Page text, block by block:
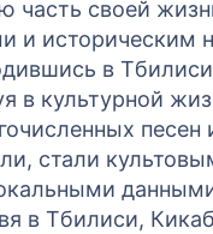
часть своей
и историческим
в
в культурной
песен
стали
в Тбилиси,